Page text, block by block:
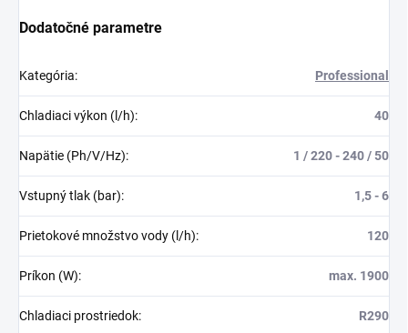
Dodatočné parametre
Kategória: Professional
Chladiaci výkon (l/h): 40
Napätie (Ph/V/Hz): 1 / 220 - 240 / 50
Vstupný tlak (bar): 1,5 - 6
Prietokové množstvo vody (l/h): 120
Príkon (W): max. 1900
Chladiaci prostriedok: R290